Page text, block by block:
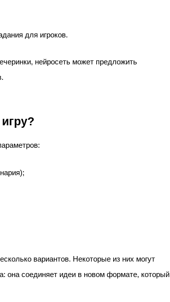
для игроков.
нейросеть может предложить
вариантов. Некоторые из них могут
она соединяет идеи в новом формате, который